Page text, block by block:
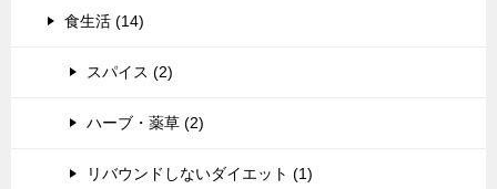
食生活 (14)
スパイス (2)
ハーブ・薬草 (2)
リバウンドしないダイエット (1)